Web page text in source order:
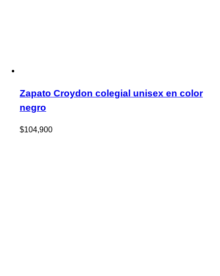
Zapato Croydon colegial unisex en color
negro
$104,900